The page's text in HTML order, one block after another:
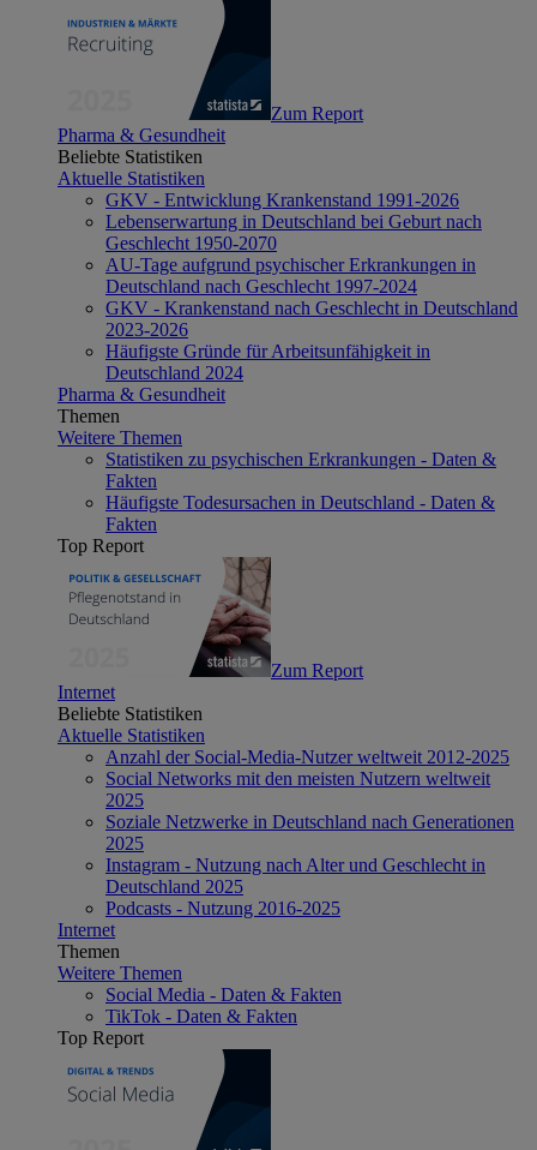
Zum Report
Pharma & Gesundheit
Beliebte Statistiken
Aktuelle Statistiken
GKV - Entwicklung Krankenstand 1991-2026
Lebenserwartung in Deutschland bei Geburt nach
Geschlecht 1950-2070
AU-Tage aufgrund psychischer Erkrankungen in
Deutschland nach Geschlecht 1997-2024
GKV - Krankenstand nach Geschlecht in Deutschland
2023-2026
Häufigste Gründe für Arbeitsunfähigkeit in
Deutschland 2024
Pharma & Gesundheit
Themen
Weitere Themen
Statistiken zu psychischen Erkrankungen - Daten &
Fakten
Häufigste Todesursachen in Deutschland - Daten &
Fakten
Top Report
Zum Report
Internet
Beliebte Statistiken
Aktuelle Statistiken
Anzahl der Social-Media-Nutzer weltweit 2012-2025
Social Networks mit den meisten Nutzern weltweit
2025
Soziale Netzwerke in Deutschland nach Generationen
2025
Instagram - Nutzung nach Alter und Geschlecht in
Deutschland 2025
Podcasts - Nutzung 2016-2025
Internet
Themen
Weitere Themen
Social Media - Daten & Fakten
TikTok - Daten & Fakten
Top Report